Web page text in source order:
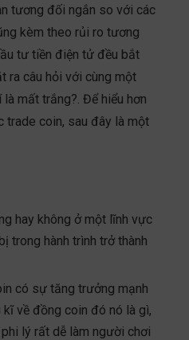
tương đối ngắn so với các
kèm theo rủi ro tương
tư tiền điện tử đều bắt
ra câu hỏi với cùng một
mất trắng?. Để hiểu hơn
trade coin, sau đây là một
hay không ở một lĩnh vực
trong hành trình trở thành
có sự tăng trưởng mạnh
về đồng coin đó nó là gì,
lý rất dễ làm người chơi